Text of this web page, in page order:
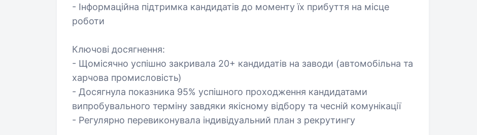
- Інформаційна підтримка кандидатів до моменту їх прибуття на місце
роботи
Ключові досягнення:
- Щомісячно успішно закривала 20+ кандидатів на заводи (автомобільна та
харчова промисловість)
- Досягнула показника 95% успішного проходження кандидатами
випробувального терміну завдяки якісному відбору та чесній комунікації
- Регулярно перевиконувала індивідуальний план з рекрутингу